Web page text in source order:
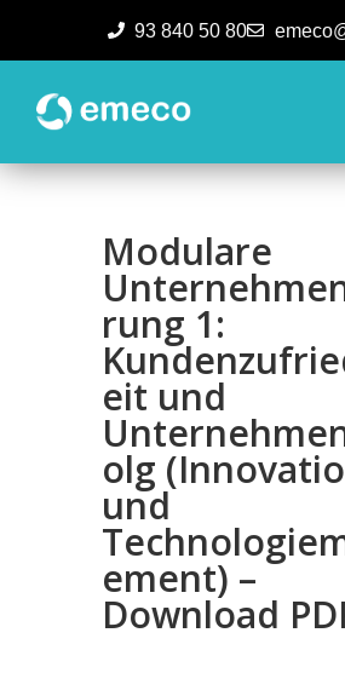
93 840 50 80
Modulare
rung 1:
eit und
olg
und
ement) –
Download